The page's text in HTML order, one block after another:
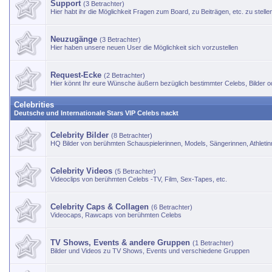
Support (3 Betrachter)
Hier habt ihr die Möglichkeit Fragen zum Board, zu Beiträgen, etc. zu
Neuzugänge (3 Betrachter)
Hier haben unsere neuen User die Möglichkeit sich vorzustellen
Request-Ecke (2 Betrachter)
Hier könnt Ihr eure Wünsche äußern bezüglich bestimmter Celebs, Bilder
Celebrities
Deutsche und Internationale Stars VIP Celebs nackt
Celebrity Bilder (8 Betrachter)
HQ Bilder von berühmten Schauspielerinnen, Models, Sängerinnen,
Celebrity Videos (5 Betrachter)
Videoclips von berühmten Celebs -TV, Film, Sex-Tapes, etc.
Celebrity Caps & Collagen (6 Betrachter)
Videocaps, Rawcaps von berühmten Celebs
TV Shows, Events & andere Gruppen (1 Betrachter)
Bilder und Videos zu TV Shows, Events und verschiedene Gruppen